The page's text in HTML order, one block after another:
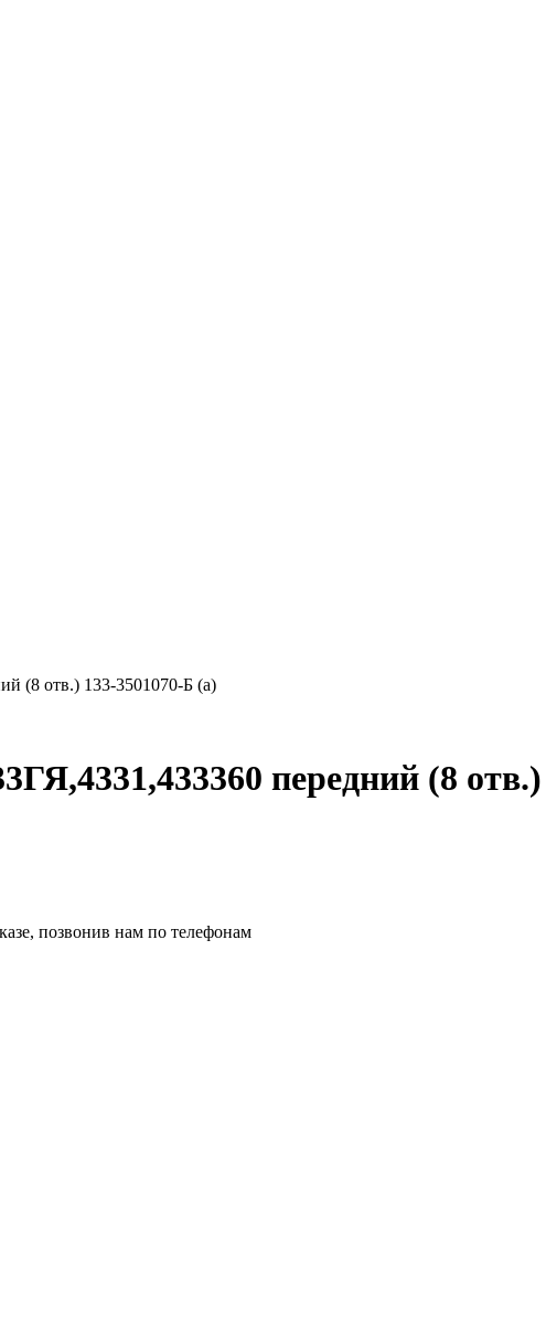
(8 отв.) 133-3501070-Б (а)
передний (8
позвонив нам по телефонам